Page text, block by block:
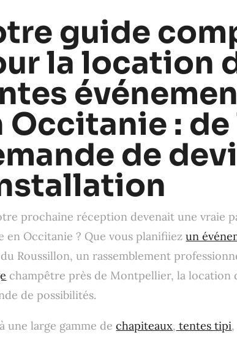
guide
la location
Occitanie : de
de
prochaine réception devenait une vraie
en Occitanie ? Que vous planifiiezun
Roussillon, un rassemblement
champêtre près de Montpellier, la location
de possibilités.
une large gamme dechapiteaux, tentes tipi